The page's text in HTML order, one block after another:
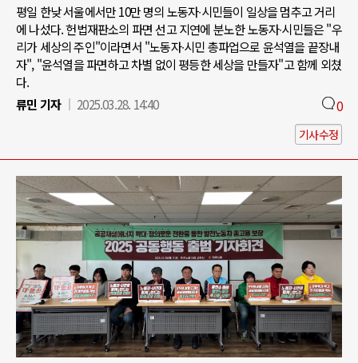
평일 한낮 서울에서만 10만 명의 노동자∙시민들이 일상을 멈추고 거리
에 나섰다. 헌법재판소의 파면 선고 지연에 분노한 노동자∙시민들은 "우
리가 세상의 주인"이라면서 "노동자∙시민 총파업으로 윤석열을 끝장내
자", "윤석열을 파면하고 차별 없이 평등한 세상을 만들자"고 함께 외쳤
다.
류민 기자
2025.03.28. 14:40 0
기사수정